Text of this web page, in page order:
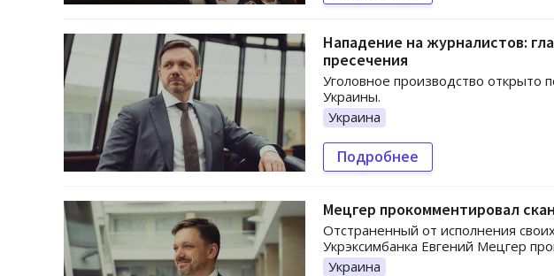
Нападение на журналистов:
пресечения
Уголовное производство открыто
Украины.
Украина
Подробнее
Мецгер прокомментировал
Отстраненный от исполнения
Укрэксимбанка Евгений Мецгер
Украина